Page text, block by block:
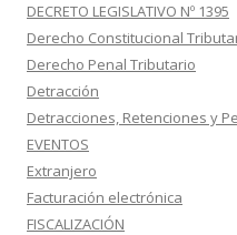
DECRETO LEGISLATIVO Nº 1395
Derecho Constitucional
Derecho Penal Tributario
Detracción
Detracciones, Retenciones y
EVENTOS
Extranjero
Facturación electrónica
FISCALIZACIÓN